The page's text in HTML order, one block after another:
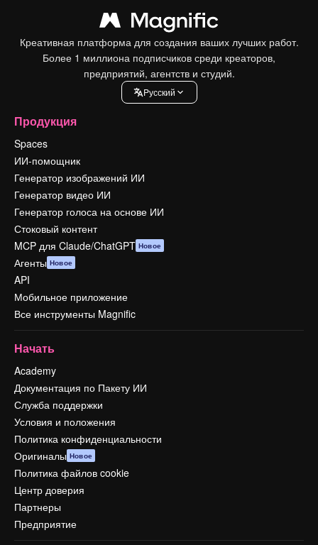
Креативная платформа для создания ваших лучших работ.
Более 1 миллиона подписчиков среди креаторов,
предприятий, агентств и студий.
Pусский
Продукция
Spaces
ИИ-помощник
Генератор изображений ИИ
Генератор видео ИИ
Генератор голоса на основе ИИ
Стоковый контент
MCP для Claude/ChatGPT Новое
Агенты Новое
API
Мобильное приложение
Все инструменты Magnific
Начать
Academy
Документация по Пакету ИИ
Служба поддержки
Условия и положения
Политика конфиденциальности
Оригиналы Новое
Политика файлов cookie
Центр доверия
Партнеры
Предприятие